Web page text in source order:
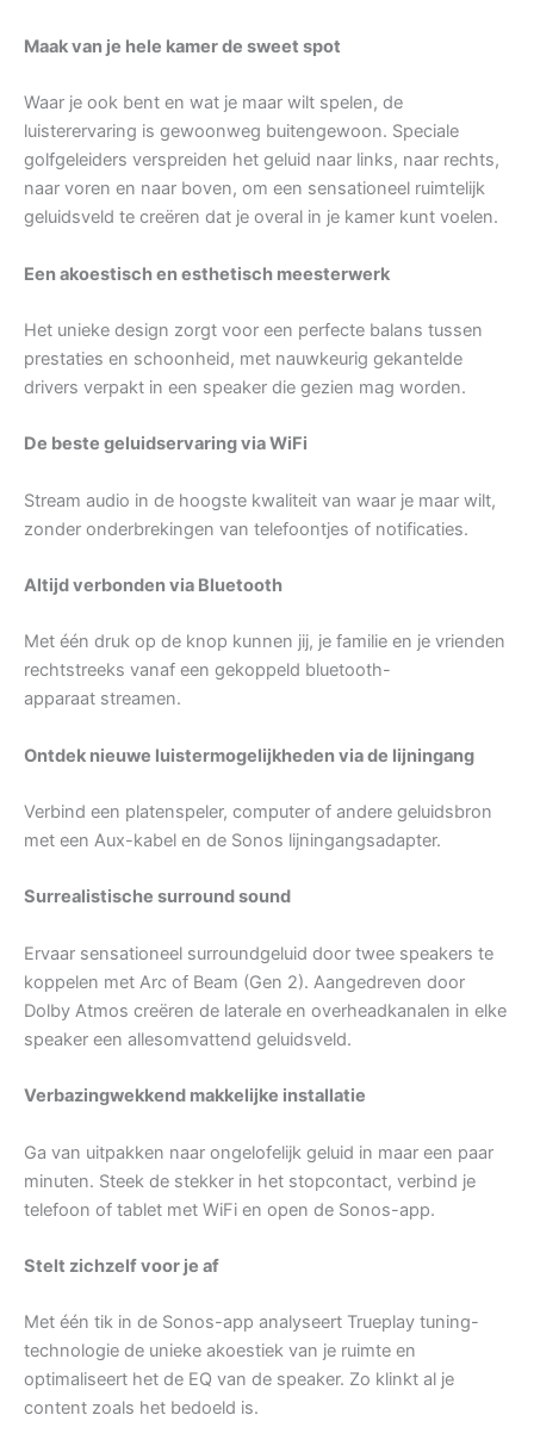
Maak van je hele kamer de sweet spot
Waar je ook bent en wat je maar wilt spelen, de
luisterervaring is gewoonweg buitengewoon. Speciale
golfgeleiders verspreiden het geluid naar links, naar rechts,
naar voren en naar boven, om een sensationeel ruimtelijk
geluidsveld te creëren dat je overal in je kamer kunt voelen.
Een akoestisch en esthetisch meesterwerk
Het unieke design zorgt voor een perfecte balans tussen
prestaties en schoonheid, met nauwkeurig gekantelde
drivers verpakt in een speaker die gezien mag worden.
De beste geluidservaring via WiFi
Stream audio in de hoogste kwaliteit van waar je maar wilt,
zonder onderbrekingen van telefoontjes of notificaties.
Altijd verbonden via Bluetooth
Met één druk op de knop kunnen jij, je familie en je vrienden
rechtstreeks vanaf een gekoppeld bluetooth-
apparaat streamen.
Ontdek nieuwe luistermogelijkheden via de lijningang
Verbind een platenspeler, computer of andere geluidsbron
met een Aux-kabel en de Sonos lijningangsadapter.
Surrealistische surround sound
Ervaar sensationeel surroundgeluid door twee speakers te
koppelen met Arc of Beam (Gen 2). Aangedreven door
Dolby Atmos creëren de laterale en overheadkanalen in elke
speaker een allesomvattend geluidsveld.
Verbazingwekkend makkelijke installatie
Ga van uitpakken naar ongelofelijk geluid in maar een paar
minuten. Steek de stekker in het stopcontact, verbind je
telefoon of tablet met WiFi en open de Sonos-app.
Stelt zichzelf voor je af
Met één tik in de Sonos-app analyseert Trueplay tuning-
technologie de unieke akoestiek van je ruimte en
optimaliseert het de EQ van de speaker. Zo klinkt al je
content zoals het bedoeld is.